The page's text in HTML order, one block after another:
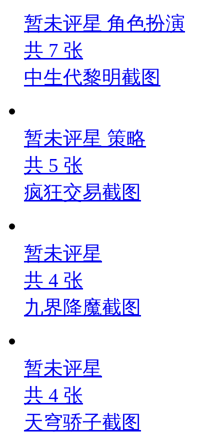
暂未评星 角色扮演
共 7 张
中生代黎明截图
暂未评星 策略
共 5 张
疯狂交易截图
暂未评星
共 4 张
九界降魔截图
暂未评星
共 4 张
天穹骄子截图